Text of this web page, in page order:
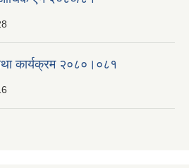
कार्यक्रम २०८०।०८१